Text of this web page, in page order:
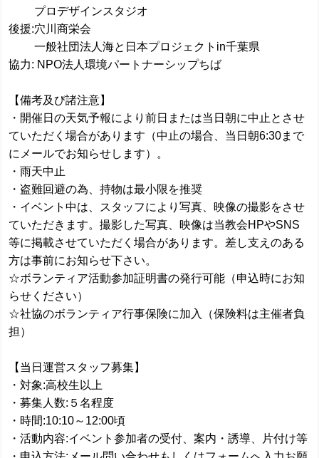
プロデザインスタジオ
後援:穴川商栄会
一般社団法人海と日本プロジェクトin千葉県
協力: NPO法人環境パートナーシップちば
【備考及び諸注意】
・開催日の天気予報により前日または当日朝に中止とさせ
ていただく場合があります（中止の場合、当日朝6:30まで
にメールでお知らせします）。
・雨天中止
・盗難回避の為、持物は最小限を推奨
・イベント中は、スタッフにより写真、映像の撮影をさせ
ていただきます。撮影した写真、映像は当教会HPやSNS
等に掲載させていただく場合があります。差し支えのある
方は事前にお知らせ下さい。
☆ボランティア活動参加証明書の発行可能（申込時にお知
らせください）
☆社協のボランティア行事保険に加入（保険料は主催者負
担）
【当日運営スタッフ募集】
・対象:高校生以上
・募集人数:５名程度
・時間:10:10～12:00頃
・活動内容:イベント参加者の受付、案内・誘導、片付け等